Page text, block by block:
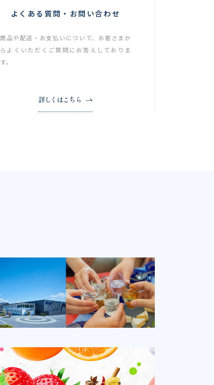
よくある質問・お問い合わせ
商品や配送・お支払いについて、お客さまか
らよくいただくご質問にお答えしておりま
す。
詳しくはこちら